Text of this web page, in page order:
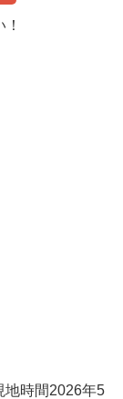
地時間2026年5